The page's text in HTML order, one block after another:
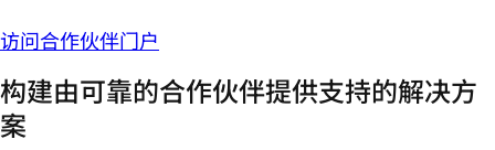
访问合作伙伴门户
构建由可靠的合作伙伴提供支持的解决方
案